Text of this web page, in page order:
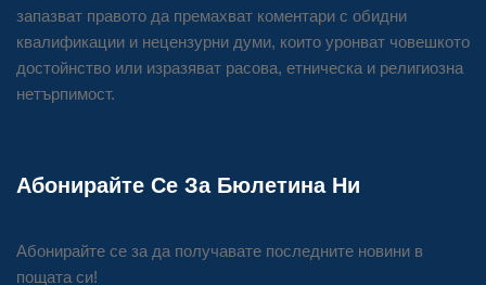
запазват правото да премахват коментари с обидни
квалификации и нецензурни думи, които уронват човешкото
достойнство или изразяват расова, етническа и религиозна
нетърпимост.
Абонирайте Се За Бюлетина Ни
Абонирайте се за да получавате последните новини в
пощата си!